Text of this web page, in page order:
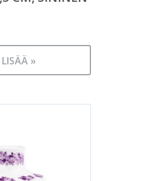
LISÄÄ »